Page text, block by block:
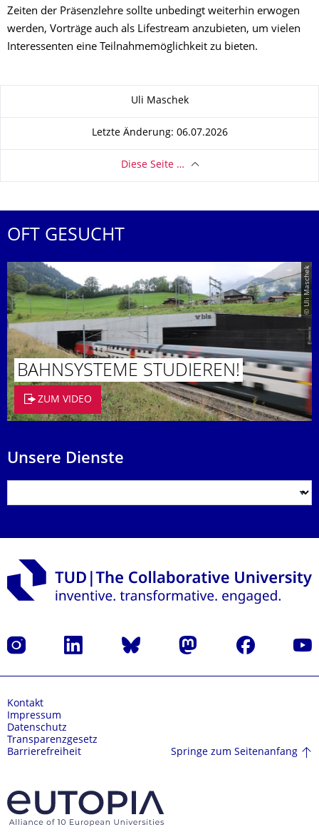
Zeiten der Präsenzlehre sollte unbedingt weiterhin erwogen
werden, Vorträge auch als Lifestream anzubieten, um vielen
Interessenten eine Teilnahmemöglichkeit zu bieten.
Uli Maschek
Letzte Änderung: 06.07.2026
Diese Seite …
OFT GESUCHT
© Uli Maschek
BAHNSYSTEME STUDIEREN!
ZUM VIDEO
Unsere Dienste
Instagram LinkedIn Bluesky Mastodon Facebook
Kontakt
Impressum
Datenschutz
Transparenzgesetz
Barrierefreiheit
Springe zum Seitenanfang